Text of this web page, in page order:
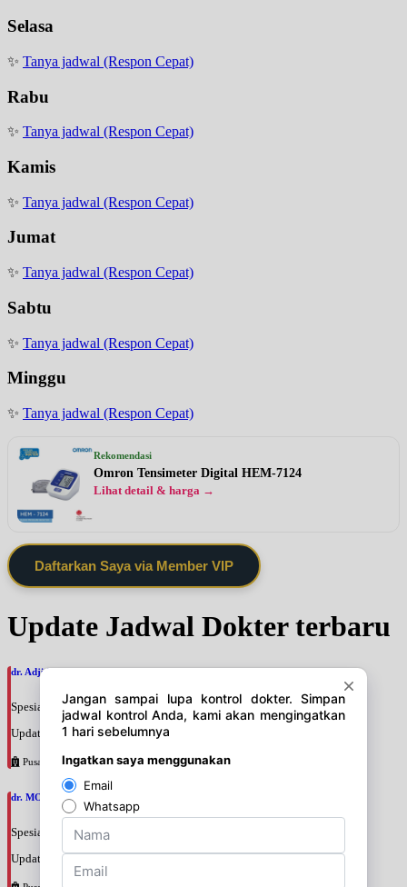
Selasa
✨ Tanya jadwal (Respon Cepat)
Rabu
✨ Tanya jadwal (Respon Cepat)
Kamis
✨ Tanya jadwal (Respon Cepat)
Jumat
✨ Tanya jadwal (Respon Cepat)
Sabtu
✨ Tanya jadwal (Respon Cepat)
Minggu
✨ Tanya jadwal (Respon Cepat)
Rekomendasi
Omron Tensimeter Digital HEM-7124
Lihat detail & harga →
Daftarkan Saya via Member VIP
Update Jadwal Dokter terbaru
dr. Adji Suprajitno, SpPD
Spesialis: Penyakit Dalam
Update terakhir: 2026-08-07 20:37:59
Pusat Pertamina
dr. MOCHAMAD PASHA, SpPD
Spesialis: Penyakit Dalam
Update terakhir: 2026-08-07 20:35:45